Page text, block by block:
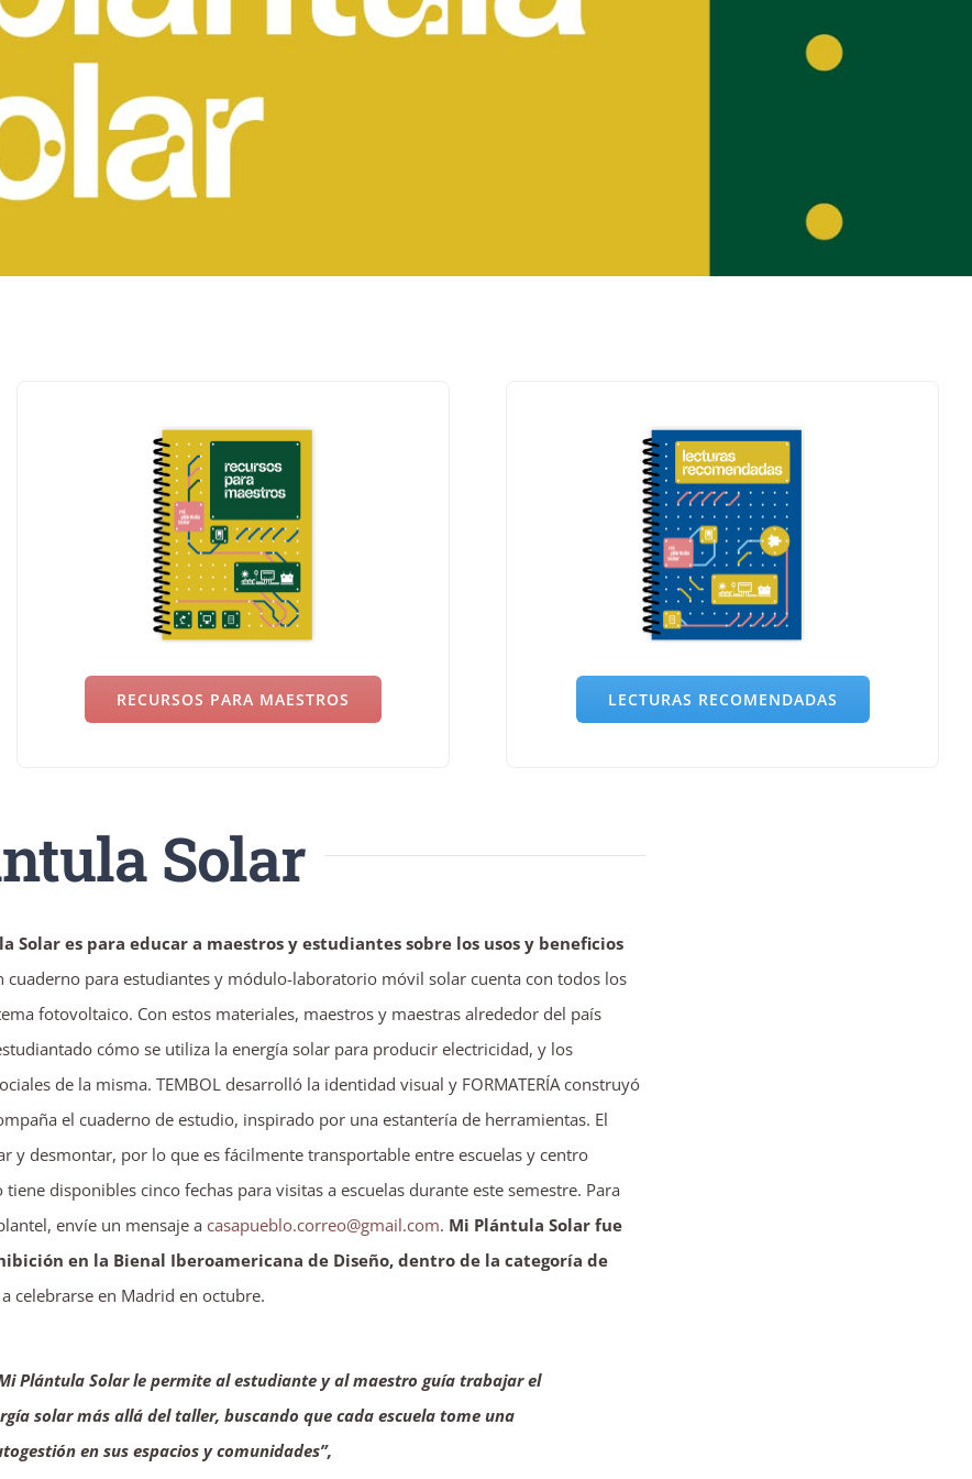
RECURSOS PARA MAESTROS LECTURAS RECOMENDADAS
Solar
Solar es para educar a maestros y estudiantes sobre los usos y beneficios
cuaderno para estudiantes y módulo-laboratorio móvil solar cuenta con todos los
fotovoltaico. Con estos materiales, maestros y maestras alrededor del país
cómo se utiliza la energía solar para producir electricidad, y los
de la misma. TEMBOL desarrolló la identidad visual y FORMATERÍA construyó
el cuaderno de estudio, inspirado por una estantería de herramientas. El
y desmontar, por lo que es fácilmente transportable entre escuelas y centro
tiene disponibles cinco fechas para visitas a escuelas durante este semestre. Para
envíe un mensaje a casapueblo.correo@gmail.com. Mi Plántula Solar fue
en la Bienal Iberoamericana de Diseño, dentro de la categoría de
a celebrarse en Madrid en octubre.
Plántula Solar le permite al estudiante y al maestro guía trabajar el
solar más allá del taller, buscando que cada escuela tome una
en sus espacios y comunidades”,